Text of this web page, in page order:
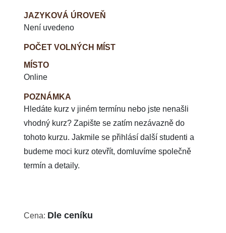
JAZYKOVÁ ÚROVEŇ
Není uvedeno
POČET VOLNÝCH MÍST
MÍSTO
Online
POZNÁMKA
Hledáte kurz v jiném termínu nebo jste nenašli
vhodný kurz? Zapište se zatím nezávazně do
tohoto kurzu. Jakmile se přihlásí další studenti a
budeme moci kurz otevřít, domluvíme společně
termín a detaily.
Cena: Dle ceníku